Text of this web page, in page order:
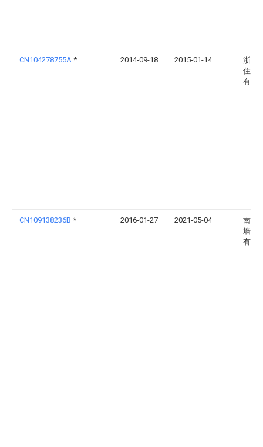
CN104278755A * 2014-09-18 2015-01-14
浙江
住宅
有限
CN109138236B * 2016-01-27 2021-05-04
南京
墙体
有限